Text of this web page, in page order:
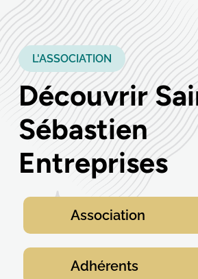
L'ASSOCIATION
Découvrir
Sébastien
Entreprises
Association
Adhérents